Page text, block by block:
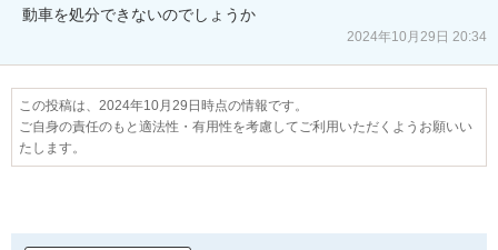
動車を処分できないのでしょうか
2024年10月29日 20:34
この投稿は、2024年10月29日時点の情報です。
ご自身の責任のもと適法性・有用性を考慮してご利用いただくようお願いい
たします。